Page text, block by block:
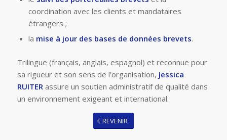
coordination avec les clients et mandataires
étrangers ;
la mise à jour des bases de données brevets.
Trilingue (français, anglais, espagnol) et reconnue pour
sa rigueur et son sens de l’organisation, Jessica
RUITERassure un soutien administratif de qualité dans
un environnement exigeant et international.
REVENIR